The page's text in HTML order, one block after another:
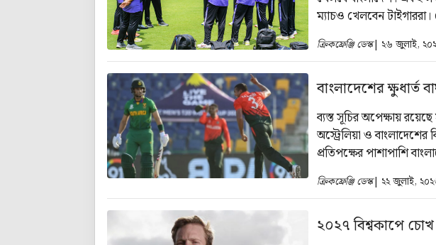
ম্যাচও খেলবেন
আফ্রিকা।
ক্রিকফ্রেঞ্জি ডেস্ক| ২৬ জুলাই,
বাংলাদেশের ক্ষুধার্ত
ব্যস্ত সূচির অপেক্ষায়
অস্ট্রেলিয়া ও বাংলাদেশের
প্রতিপক্ষের পাশাপাশি
এইডেন মার্করাম।
ক্রিকফ্রেঞ্জি ডেস্ক| ২২ জুলাই,
২০২৭ বিশ্বকাপে চোখ